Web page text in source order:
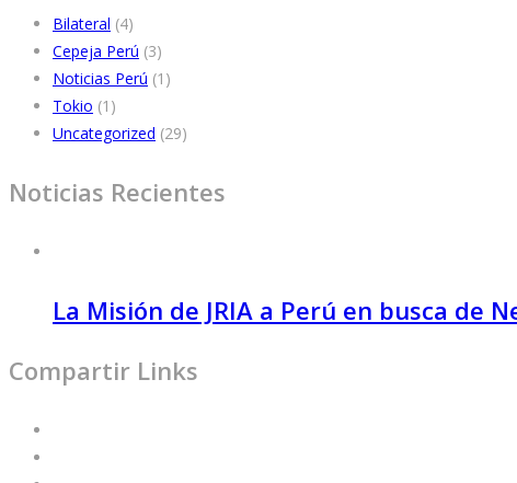
Bilateral (4)
Cepeja Perú (3)
Noticias Perú (1)
Tokio (1)
Uncategorized (29)
Noticias Recientes
La Misión de JRIA a Perú en busca de
Compartir Links